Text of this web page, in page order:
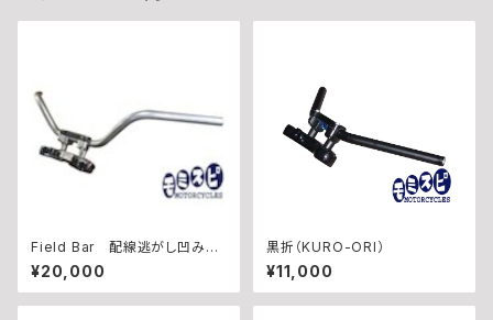
Field Bar 配線逃がし凹み有
り 黒塗装
¥20,000
黒折（KURO-ORI）
¥11,000